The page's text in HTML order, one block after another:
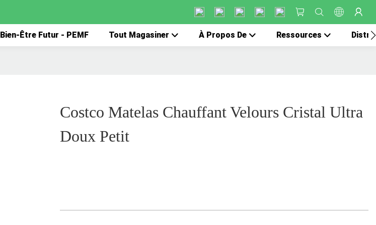
Bien-Être Futur - PEMF Tout Magasiner À Propos De Ressources
Costco Matelas Chauffant Velours Cristal Ultra
Doux Petit